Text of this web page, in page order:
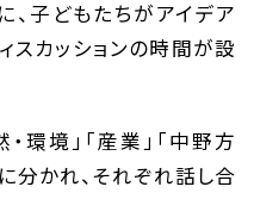
、子どもたちがアイデア
スカッションの時間が設
環境」「産業」「中野方
分かれ、それぞれ話し合